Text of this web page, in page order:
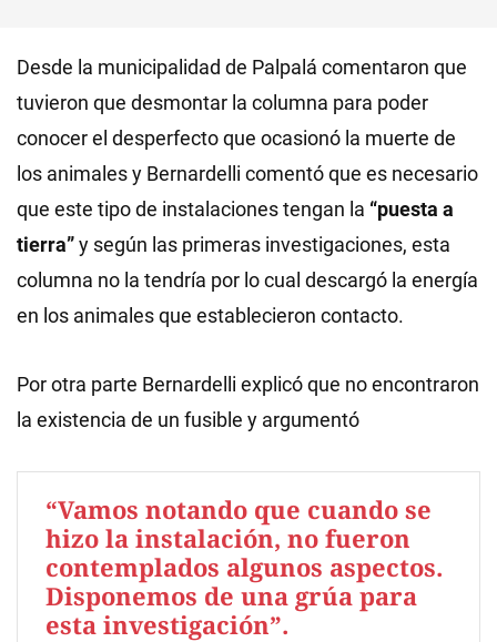
Desde la municipalidad de Palpalá comentaron que
tuvieron que desmontar la columna para poder
conocer el desperfecto que ocasionó la muerte de
los animales y Bernardelli comentó que es necesario
que este tipo de instalaciones tengan la “puesta a
tierra”y según las primeras investigaciones, esta
columna no la tendría por lo cual descargó la energía
en los animales que establecieron contacto.
Por otra parte Bernardelli explicó que no encontraron
la existencia de un fusible y argumentó
“Vamos notando que cuando se
hizo la instalación, no fueron
contemplados algunos aspectos.
Disponemos de una grúa para
esta investigación”.